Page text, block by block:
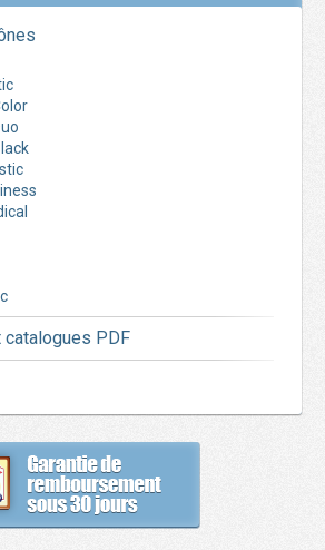
PDF